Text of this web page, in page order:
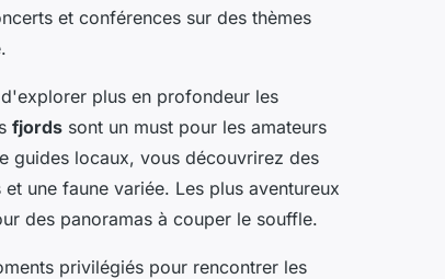
et conférences sur des thèmes
plus en profondeur les
fjords sont un must pour les amateurs
guides locaux, vous découvrirez des
une faune variée. Les plus aventureux
des panoramas à couper le souffle.
privilégiés pour rencontrer les